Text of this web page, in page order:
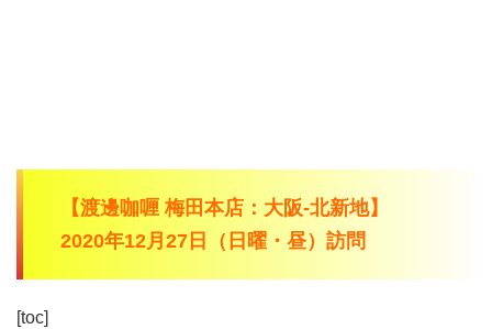
【渡邊咖喱 梅田本店：大阪-北新地】
2020年12月27日（日曜・昼）訪問
[toc]